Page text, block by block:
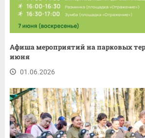
Афиша мероприятий на парковых
июня
01.06.2026